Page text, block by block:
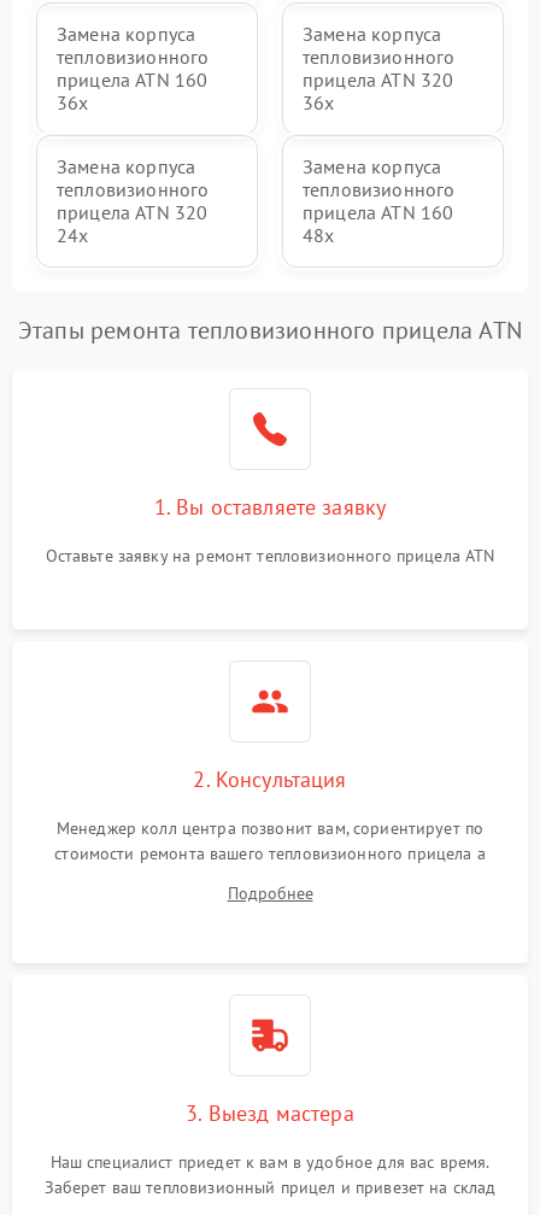
Замена корпуса
тепловизионного
прицела ATN 160
36x
Замена корпуса
тепловизионного
прицела ATN 320
36x
Замена корпуса
тепловизионного
прицела ATN 320
24x
Замена корпуса
тепловизионного
прицела ATN 160
48x
Этапы ремонта тепловизионного прицела ATN
1. Вы оставляете заявку
Оставьте заявку на ремонт тепловизионного прицела ATN
2. Консультация
Менеджер колл центра позвонит вам, сориентирует по
стоимости ремонта вашего тепловизионного прицела а
Подробнее
3. Выезд мастера
Наш специалист приедет к вам в удобное для вас время.
Заберет ваш тепловизионный прицел и привезет на склад